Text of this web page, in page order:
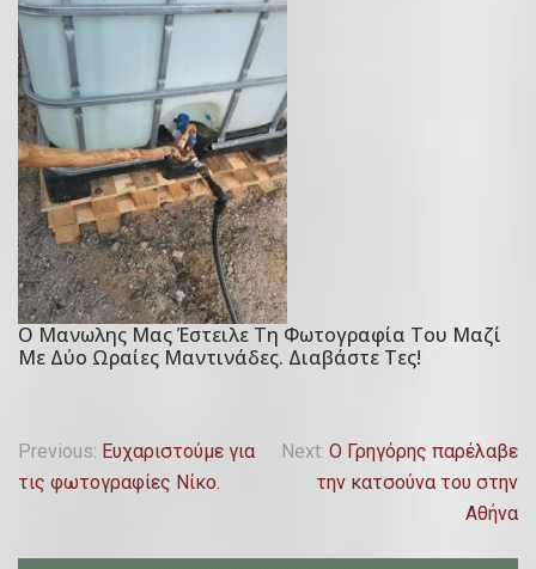
ε
μ
β
ρ
ί
ο
υ
,
2
0
1
9
s
t
e
d
o
n
2
5
Δ
ε
κ
ε
ρ
ί
P
o
e
d
n
Ο Μανωλης Μας Έστειλε Τη Φωτογραφία Του Μαζί
Με Δύο Ωραίες Μαντινάδες. Διαβάστε Τες!
Π
λ
ο
Previous: Ευχαριστούμε για
τις φωτογραφίες Νίκο.
Next: Ο Γρηγόρης παρέλαβε
την κατσούνα του στην
Αθήνα